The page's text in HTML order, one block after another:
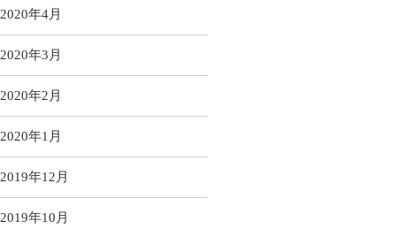
2020年4月
2020年3月
2020年2月
2020年1月
2019年12月
2019年10月